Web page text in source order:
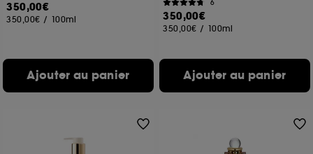
350,00€
350,00€ / 100ml
Ajouter au panier
6
350,00€
350,00€ / 100ml
Ajouter au panier